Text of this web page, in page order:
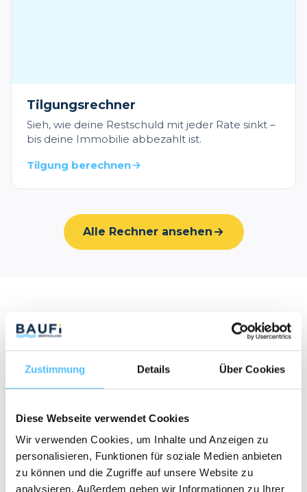
Zustimmung Details Über Cookies
Diese Webseite verwendet Cookies
Wir verwenden Cookies, um Inhalte und Anzeigen zu
personalisieren, Funktionen für soziale Medien anbieten
zu können und die Zugriffe auf unsere Website zu
analysieren. Außerdem geben wir Informationen zu Ihrer
Tilgungsrechner
Sieh, wie deine Restschuld mit jeder Rate sinkt –
bis deine Immobilie abbezahlt ist.
Tilgung berechnen
Alle Rechner ansehen
Tief verwurzelt in der
Immobilienszene
Ob auf den großen Branchenkonferenzen oder
mittendrin. Wir begleiten Familien und
Privatpersonen genauso wie einige der
reichweitenstärksten und vertrauenswürdigsten
Finanz-Creator Deutschlands. Auf der „Ich will
Immos“-Konferenz von Doro Metasch und Diana